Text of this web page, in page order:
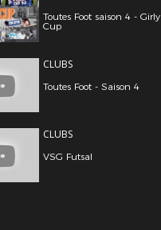
Toutes Foot saison 4 - Girly
Cup
CLUBS
Toutes Foot - Saison 4
CLUBS
VSG Futsal